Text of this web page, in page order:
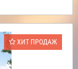
ХИТ ПРОДАЖ